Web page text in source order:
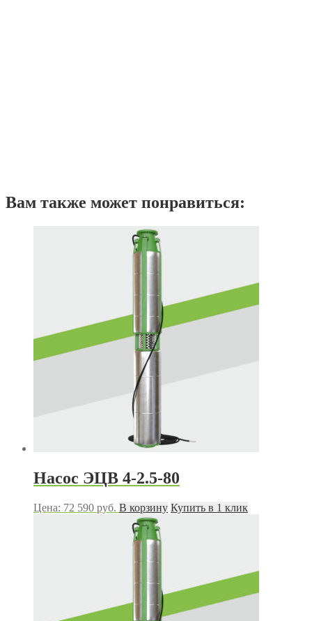
Вам также может понравиться:
Насос ЭЦВ 4-2.5-80
Цена: 72 590 руб. В корзину Купить в 1 клик